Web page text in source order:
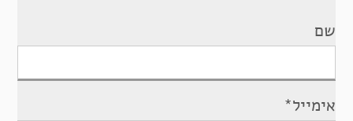
שם
אימייל*